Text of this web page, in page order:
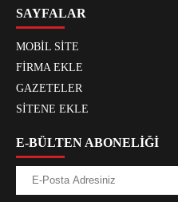
SAYFALAR
MOBİL SİTE
FİRMA EKLE
GAZETELER
SİTENE EKLE
E-BÜLTEN ABONELİĞİ